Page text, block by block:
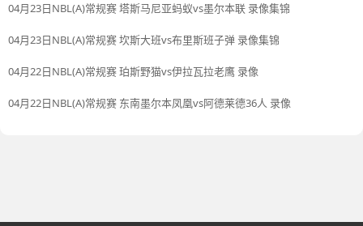
04月23日NBL(A)常规赛 塔斯马尼亚蚂蚁vs墨尔本联 录像集锦
04月23日NBL(A)常规赛 坎斯大班vs布里斯班子弹 录像集锦
04月22日NBL(A)常规赛 珀斯野猫vs伊拉瓦拉老鹰 录像
04月22日NBL(A)常规赛 东南墨尔本凤凰vs阿德莱德36人 录像